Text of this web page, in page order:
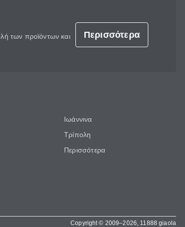
των προϊόντων και
Περισσότερα
Ιωάννινα
Τρίπολη
Περισσότερα
Copyright © 2009–2026, 11888 giaola